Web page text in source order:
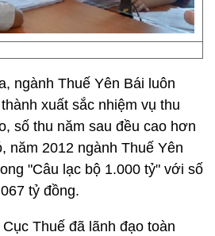
ngành Thuế Yên Bái luôn
xuất sắc nhiệm vụ thu
số thu năm sau đều cao hơn
năm 2012 ngành Thuế Yên
"Câu lạc bộ 1.000 tỷ" với số
tỷ đồng.
Thuế đã lãnh đạo toàn